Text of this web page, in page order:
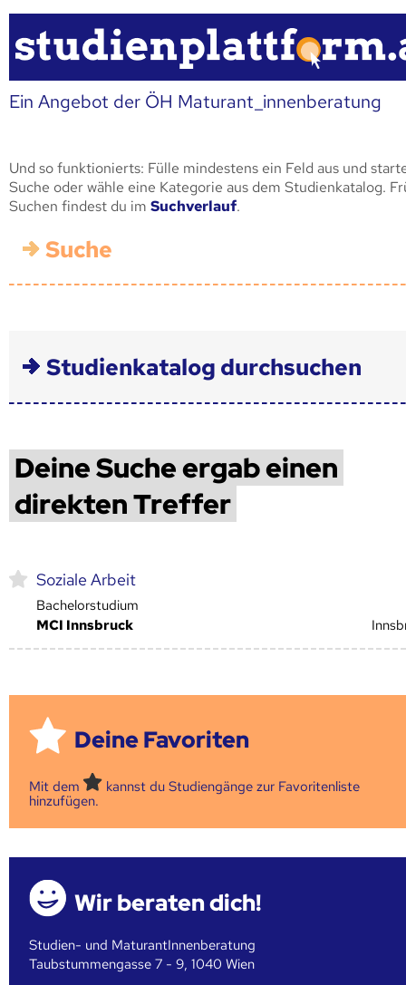
Ein Angebot der ÖH Maturant_innenberatung
Und so funktionierts: Fülle mindestens ein Feld aus und
Suche oder wähle eine Kategorie aus dem Studienkatalog.
Suchen findest du im Suchverlauf.
Suche
Studienkatalog durchsuchen
Deine Suche ergab einen
direkten Treffer
Soziale Arbeit
Bachelorstudium
MCI Innsbruck
Deine Favoriten
Mit dem
kannst du Studiengänge zur Favoritenliste
hinzufügen.
Wir beraten dich!
Studien- und MaturantInnenberatung
Taubstummengasse 7 - 9, 1040 Wien